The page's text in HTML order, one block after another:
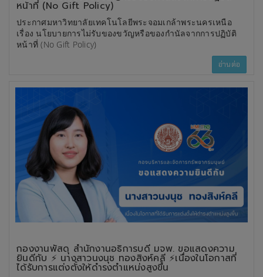
หน้าที่ (No Gift Policy)
ประกาศมหาวิทยาลัยเทคโนโลยีพระจอมเกล้าพระนครเหนือ
เรื่อง นโยบายการไม่รับของขวัญหรือของกำนัลจากการปฏิบัติ
หน้าที่ (No Gift Policy)
อ่านต่อ
กองงานพัสดุ สำนักงานอธิการบดี มจพ. ขอแสดงความ
ยินดีกับ ⚡️ นางสาวนงนุช ทองสิงห์คลี ⚡️เนื่องในโอกาสที่
ได้รับการแต่งตั้งให้ดำรงตำแหน่งสูงขึ้น